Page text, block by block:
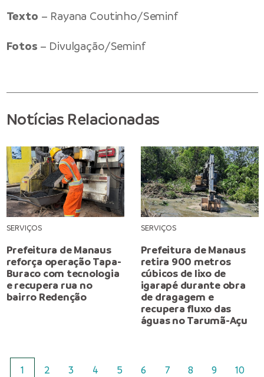
Texto – Rayana Coutinho/Seminf
Fotos – Divulgação/Seminf
Notícias Relacionadas
SERVIÇOS
Prefeitura de Manaus
reforça operação Tapa-
Buraco com tecnologia
e recupera rua no
bairro Redenção
SERVIÇOS
Prefeitura de Manaus
retira 900 metros
cúbicos de lixo de
igarapé durante obra
de dragagem e
recupera fluxo das
águas no Tarumã-Açu
1 2 3 4 5 6 7 8 9 10